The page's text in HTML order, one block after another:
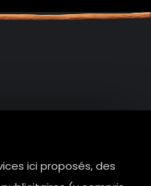
ici proposés, des